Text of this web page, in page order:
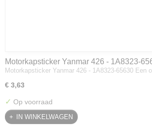
Motorkapsticker Yanmar 426 - 1A8323-
Motorkapsticker Yanmar 426 - 1A8323-65630 Een
€ 3,63
✓ Op voorraad
IN WINKELWAGEN